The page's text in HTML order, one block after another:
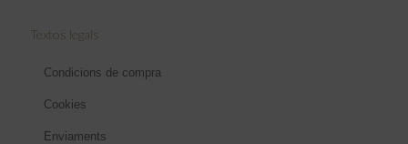
Textos legals
Condicions de compra
Cookies
Enviaments